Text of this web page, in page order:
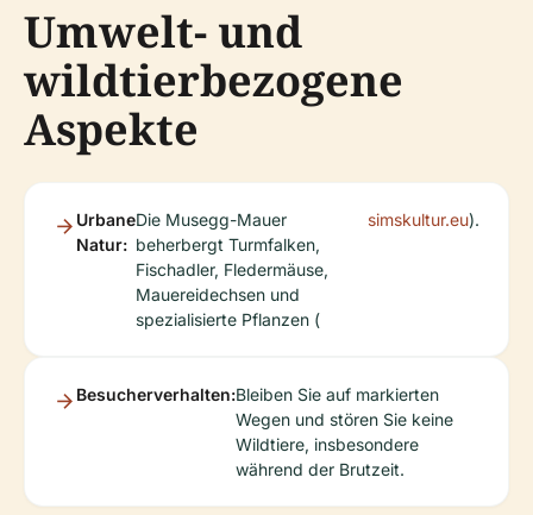
Umwelt- und
wildtierbezogene
Aspekte
Urbane
Natur:
Die Musegg-Mauer
beherbergt Turmfalken,
Fischadler, Fledermäuse,
Mauereidechsen und
spezialisierte Pflanzen (
simskultur.eu).
Besucherverhalten:Bleiben Sie auf markierten
Wegen und stören Sie keine
Wildtiere, insbesondere
während der Brutzeit.